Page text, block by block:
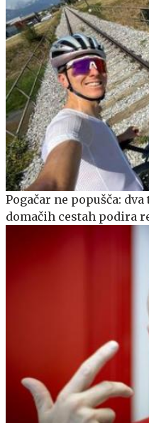
Pogačar ne popušča:
domačih cestah podira